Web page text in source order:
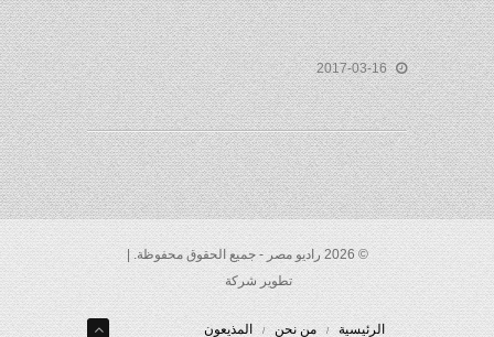
2017-03-16
© 2026 راديو مصر - جميع الحقوق محفوظة. |
تطوير شركة
الرئيسية من نحن المذيعون